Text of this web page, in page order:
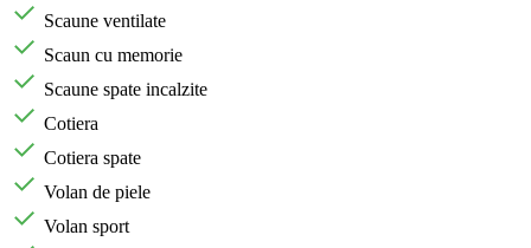
Scaune ventilate
Scaun cu memorie
Scaune spate incalzite
Cotiera
Cotiera spate
Volan de piele
Volan sport